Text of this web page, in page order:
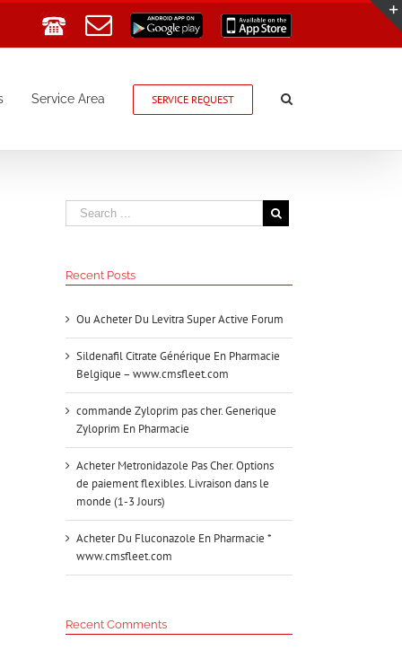
Email
Google
Play
App
Store
Service Area SERVICE REQUEST
Recent Posts
Ou Acheter Du Levitra Super Active Forum
Sildenafil Citrate Générique En Pharmacie
Belgique – www.cmsfleet.com
commande Zyloprim pas cher. Generique
Zyloprim En Pharmacie
Acheter Metronidazole Pas Cher. Options
de paiement flexibles. Livraison dans le
monde (1-3 Jours)
Acheter Du Fluconazole En Pharmacie *
www.cmsfleet.com
Recent Comments